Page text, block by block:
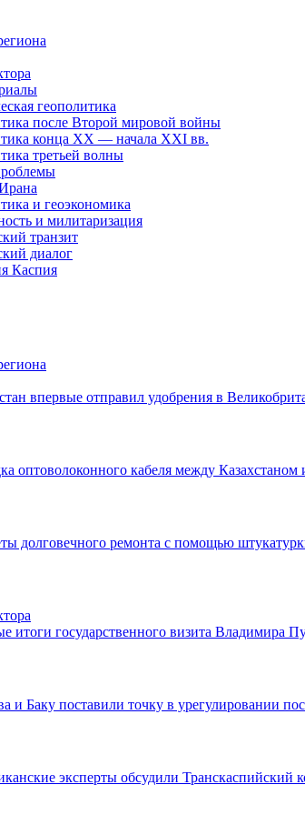
геополитика
после Второй мировой войны
конца XX — начала XXI вв.
третьей волны
и геоэкономика
и милитаризация
транзит
диалог
Каспия